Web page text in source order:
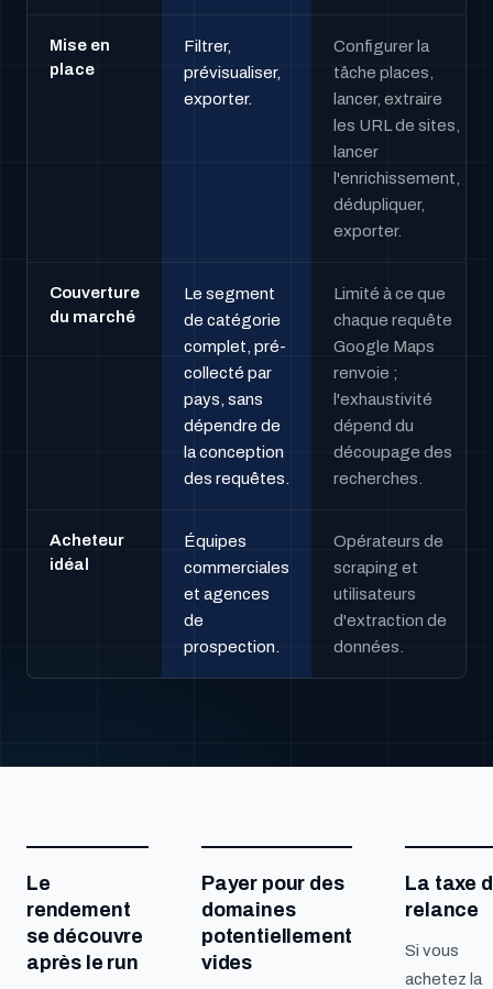
Mise en
place
Filtrer,
prévisualiser,
exporter.
Configurer la
tâche places,
lancer, extraire
les URL de sites,
lancer
l'enrichissement,
dédupliquer,
exporter.
Couverture
du marché
Le segment
de catégorie
complet, pré-
collecté par
pays, sans
dépendre de
la conception
des requêtes.
Limité à ce que
chaque requête
Google Maps
renvoie ;
l'exhaustivité
dépend du
découpage des
recherches.
Acheteur
idéal
Équipes
commerciales
et agences
de
prospection.
Opérateurs de
scraping et
utilisateurs
d'extraction de
données.
Le
rendement
se découvre
après le run
Payer pour des
domaines
potentiellement
vides
La taxe
relance
Si vous
achetez la